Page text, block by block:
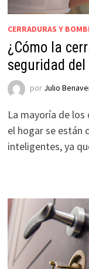
CERRADURAS Y
¿Cómo la
seguridad
por Julio
La mayoría de
el hogar se están
inteligentes, ya